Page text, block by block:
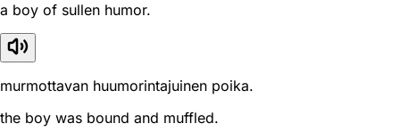
a boy of sullen humor.
murmottavan huumorintajuinen poika.
the boy was bound and muffled.